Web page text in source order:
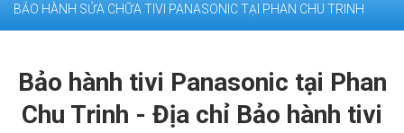
BẢO HÀNH SỬA CHỮA TIVI PANASONIC TẠI PHAN CHU TRINH
Bảo hành tivi Panasonic tại Phan
Chu Trinh - Địa chỉ Bảo hành tivi